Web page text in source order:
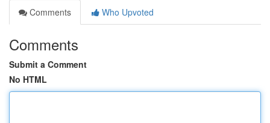
Comments
Who Upvoted
Comments
Submit a Comment
No HTML